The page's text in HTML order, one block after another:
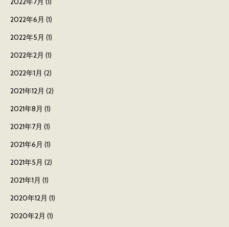
2022年6月 (1)
2022年5月 (1)
2022年2月 (1)
2022年1月 (2)
2021年12月 (2)
2021年8月 (1)
2021年7月 (1)
2021年6月 (1)
2021年5月 (2)
2021年1月 (1)
2020年12月 (1)
2020年2月 (1)